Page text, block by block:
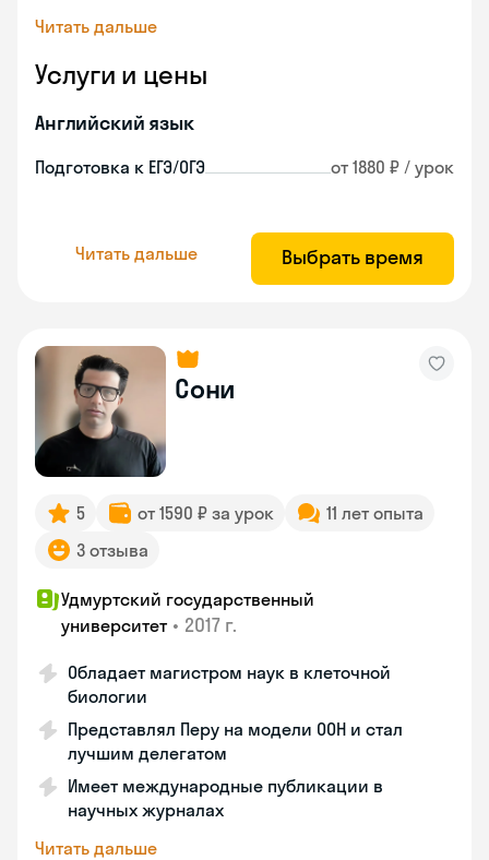
Читать дальше
Услуги и цены
Английский язык
Подготовка к ЕГЭ/ОГЭ от 1880 ₽ / урок
Читать дальше Выбрать время
Сони
5 от 1590 ₽ за урок
11 лет опыта
3 отзыва
Удмуртский государственный
университет • 2017 г.
Обладает магистром наук в клеточной
биологии
Представлял Перу на модели ООН и стал
лучшим делегатом
Имеет международные публикации в
научных журналах
Читать дальше